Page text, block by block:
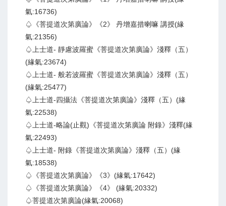
氣:16736)
♤《菩提道次第廣論》《2》 丹增嘉措喇嘛 講授(緣
氣:21356)
♤上士道- 靜慮波羅蜜《菩提道次第廣論》淺釋（五）
(緣氣:23674)
♤上士道- 般若波羅蜜《菩提道次第廣論》淺釋（五）
(緣氣:25477)
♤上士道-四攝法《菩提道次第廣論》淺釋（五）(緣
氣:22538)
♤上士道-略論(止觀)《菩提道次第廣論 附錄》淺釋(緣
氣:22493)
♤上士道- 附錄《菩提道次第廣論》淺釋（五）(緣
氣:18538)
♤《菩提道次第廣論》《3》(緣氣:17642)
♤《菩提道次第廣論》《4》 (緣氣:20332)
♤菩提道次第廣論(緣氣:20068)